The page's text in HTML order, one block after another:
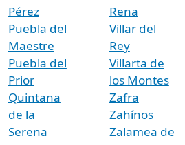
Pérez
Puebla del
Maestre
Puebla del
Prior
Quintana
de la
Serena
Rena
Villar del
Rey
Villarta de
los Montes
Zafra
Zahínos
Zalamea de